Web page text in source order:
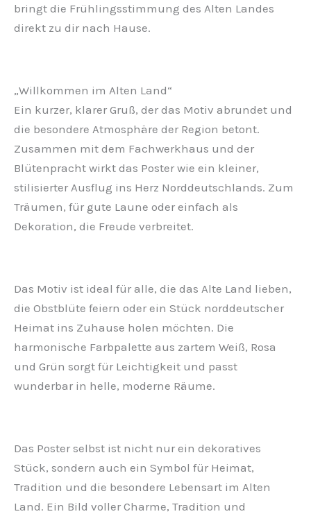
bringt die Frühlingsstimmung des Alten Landes
direkt zu dir nach Hause.
„Willkommen im Alten Land“
Ein kurzer, klarer Gruß, der das Motiv abrundet und
die besondere Atmosphäre der Region betont.
Zusammen mit dem Fachwerkhaus und der
Blütenpracht wirkt das Poster wie ein kleiner,
stilisierter Ausflug ins Herz Norddeutschlands. Zum
Träumen, für gute Laune oder einfach als
Dekoration, die Freude verbreitet.
Das Motiv ist ideal für alle, die das Alte Land lieben,
die Obstblüte feiern oder ein Stück norddeutscher
Heimat ins Zuhause holen möchten. Die
harmonische Farbpalette aus zartem Weiß, Rosa
und Grün sorgt für Leichtigkeit und passt
wunderbar in helle, moderne Räume.
Das Poster selbst ist nicht nur ein dekoratives
Stück, sondern auch ein Symbol für Heimat,
Tradition und die besondere Lebensart im Alten
Land. Ein Bild voller Charme, Tradition und